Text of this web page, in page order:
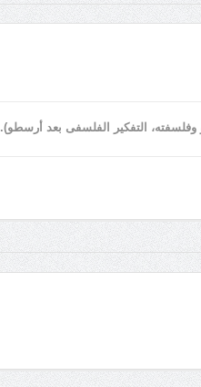
وفلسفته، التفكير الفلسفى بعد أرسطو).